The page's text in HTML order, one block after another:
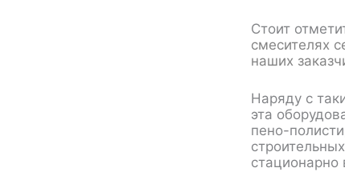
Стоит
смесителях
наших
Наряду с
эта
пено-
стационарно